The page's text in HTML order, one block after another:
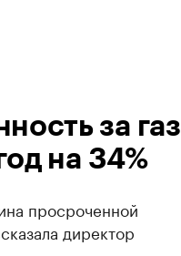
за газ
на 34%
просроченной
директор